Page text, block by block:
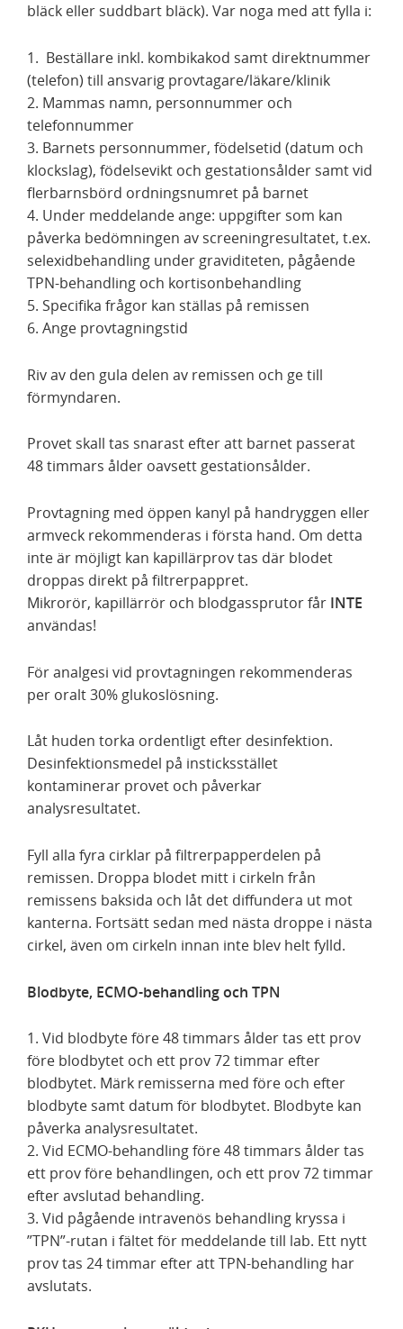
bläck eller suddbart bläck). Var noga med att fylla i:
1. Beställare inkl. kombikakod samt direktnummer
(telefon) till ansvarig provtagare/läkare/klinik
2. Mammas namn, personnummer och
telefonnummer
3. Barnets personnummer, födelsetid (datum och
klockslag), födelsevikt och gestationsålder samt vid
flerbarnsbörd ordningsnumret på barnet
4. Under meddelande ange: uppgifter som kan
påverka bedömningen av screeningresultatet, t.ex.
selexidbehandling under graviditeten, pågående
TPN-behandling och kortisonbehandling
5. Specifika frågor kan ställas på remissen
6. Ange provtagningstid
Riv av den gula delen av remissen och ge till
förmyndaren.
Provet skall tas snarast efter att barnet passerat
48 timmars ålder oavsett gestationsålder.
Provtagning med öppen kanyl på handryggen eller
armveck rekommenderas i första hand. Om detta
inte är möjligt kan kapillärprov tas där blodet
droppas direkt på filtrerpappret.
Mikrorör, kapillärrör och blodgassprutor får INTE
användas!
För analgesi vid provtagningen rekommenderas
per oralt 30% glukoslösning.
Låt huden torka ordentligt efter desinfektion.
Desinfektionsmedel på insticksstället
kontaminerar provet och påverkar
analysresultatet.
Fyll alla fyra cirklar på filtrerpapperdelen på
remissen. Droppa blodet mitt i cirkeln från
remissens baksida och låt det diffundera ut mot
kanterna. Fortsätt sedan med nästa droppe i nästa
cirkel, även om cirkeln innan inte blev helt fylld.
Blodbyte, ECMO-behandling och TPN
1. Vid blodbyte före 48 timmars ålder tas ett prov
före blodbytet och ett prov 72 timmar efter
blodbytet. Märk remisserna med före och efter
blodbyte samt datum för blodbytet. Blodbyte kan
påverka analysresultatet.
2. Vid ECMO-behandling före 48 timmars ålder tas
ett prov före behandlingen, och ett prov 72 timmar
efter avslutad behandling.
3. Vid pågående intravenös behandling kryssa i
”TPN”-rutan i fältet för meddelande till lab. Ett nytt
prov tas 24 timmar efter att TPN-behandling har
avslutats.